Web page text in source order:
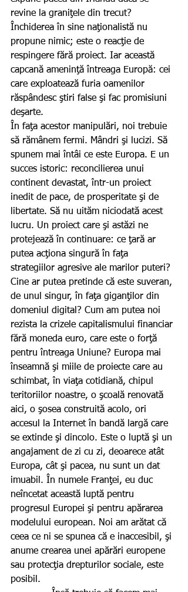
revine la graniţele din trecut?
Închiderea în sine naţionalistă nu
propune nimic; este o reacţie de
respingere fără proiect. Iar această
capcană ameninţă întreaga Europă: cei
care exploatează furia oamenilor
răspândesc ştiri false şi fac promisiuni
deşarte.
În faţa acestor manipulări, noi trebuie
să rămânem fermi. Mândri şi lucizi. Să
spunem mai întâi ce este Europa. E un
succes istoric: reconcilierea unui
continent devastat, într-un proiect
inedit de pace, de prosperitate şi de
libertate. Să nu uităm niciodată acest
lucru. Un proiect care şi astăzi ne
protejează în continuare: ce ţară ar
putea acţiona singură în faţa
strategiilor agresive ale marilor puteri?
Cine ar putea pretinde că este suveran,
de unul singur, în faţa giganţilor din
domeniul digital? Cum am putea noi
rezista la crizele capitalismului financiar
fără moneda euro, care este o forţă
pentru întreaga Uniune? Europa mai
înseamnă şi miile de proiecte care au
schimbat, în viaţa cotidiană, chipul
teritoriilor noastre, o şcoală renovată
aici, o şosea construită acolo, ori
accesul la Internet în bandă largă care
se extinde şi dincolo. Este o luptă şi un
angajament de zi cu zi, deoarece atât
Europa, cât şi pacea, nu sunt un dat
imuabil. În numele Franţei, eu duc
neîncetat această luptă pentru
progresul Europei şi pentru apărarea
modelului european. Noi am arătat că
ceea ce ni se spunea că e inaccesibil, şi
anume crearea unei apărări europene
sau protecţia drepturilor sociale, este
posibil.